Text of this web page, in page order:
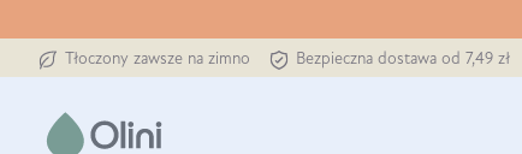
Tłoczony zawsze na zimno Bezpieczna dostawa od 7,49 zł